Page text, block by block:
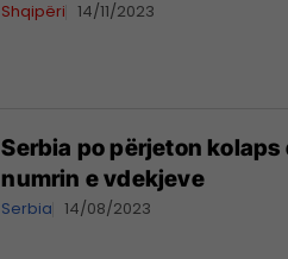
Shqipëri 14/11/2023
Serbia po përjeton
numrin e vdekjeve
Serbia 14/08/2023